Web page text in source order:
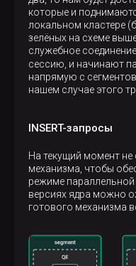
которые и
локальном кластере
зелёных на схеме
служебное
сессию, и начинают
напрямую с
нашем случае этого
INSERT-запросы
На текущий момент не
механизма, чтобы
режиме
версиях ядра можно
готового механизма